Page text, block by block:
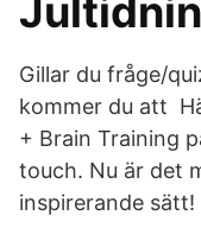
Gillar du fråge/
kommer du att
+ Brain Training
touch. Nu är det
inspirerande sätt!